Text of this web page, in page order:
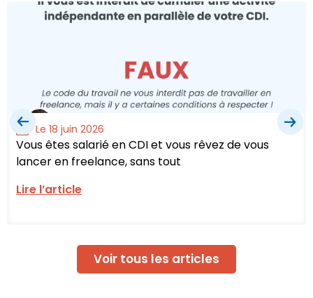
Le 18 juin 2026
Vous êtes salarié en CDI et vous rêvez de vous
lancer en freelance, sans tout
Lire l’article
Voir tous les articles